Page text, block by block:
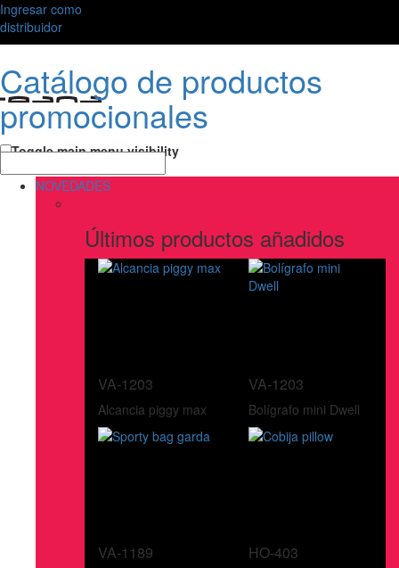
Ingresar como
distribuidor
Catálogo de productos
promocionales
Toggle main menu visibility
NOVEDADES
Últimos productos añadidos
VA-1203
Alcancia piggy max
VA-1203
Bolígrafo mini Dwell
VA-1189 HO-403